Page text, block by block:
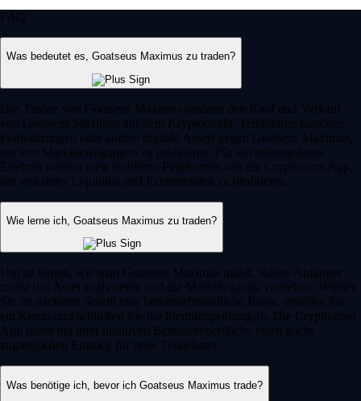
FAQ
Was bedeutet es, Goatseus Maximus zu traden?
Das Traden von Goatseus Maximus umfasst den Kauf und Verkauf
von Goatseus Maximus auf dem Kryptomarkt. Teilnehmer tauschen
Fiatwährungen oder andere digitale Assets gegen Goatseus Maximus,
um von Marktbewegungen zu profitieren. Für ein reibungsloses
Erlebnis wählen viele etablierte Plattformen wie die Crypto.com App,
um von tiefer Liquidität und Echtzeitdaten zu profitieren.
Wie lerne ich, Goatseus Maximus zu traden?
Um zu lernen, wie man Goatseus Maximus tradet, sollten Anfänger
zuerst das Asset analysieren und die Marktdynamik verstehen. Wählen
Sie im nächsten Schritt eine benutzerfreundliche Börse, erstellen Sie
ein Konto und schließen Sie die Identitätsprüfung ab. Die Crypto.com
App bietet mit ihrer intuitiven Benutzeroberfläche einen leicht
zugänglichen Einstieg für neue Teilnehmer.
Was benötige ich, bevor ich Goatseus Maximus trade?